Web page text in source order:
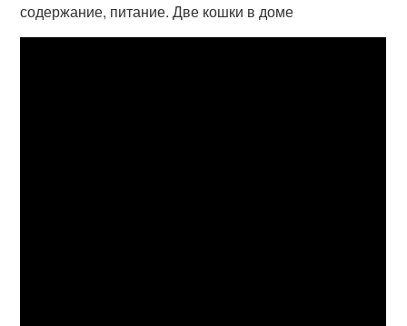
содержание, питание. Две кошки в доме